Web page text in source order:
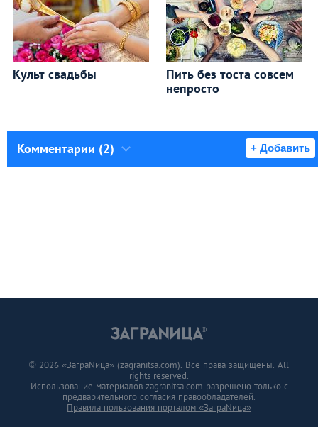
Культ свадьбы
Пить без тоста совсем
непросто
Комментарии (2) + Добавить
© 2026 «ЗаграNица» (zagranitsa.com). Все права защищены. All
rights reserved.
Использование материалов zagranitsa.com разрешено только с
предварительного согласия правообладателей.
Правила пользования порталом «ЗаграNица»